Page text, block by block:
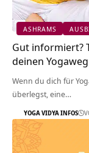
ASHRAMS
Gut informiert?
deinen
Wenn du dich für
überlegst, eine…
YOGA VIDYA INFOS